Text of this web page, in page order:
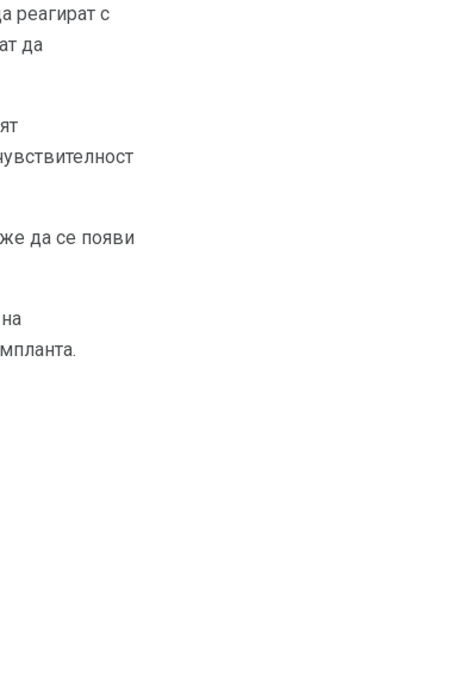
реагират с
да
да се появи